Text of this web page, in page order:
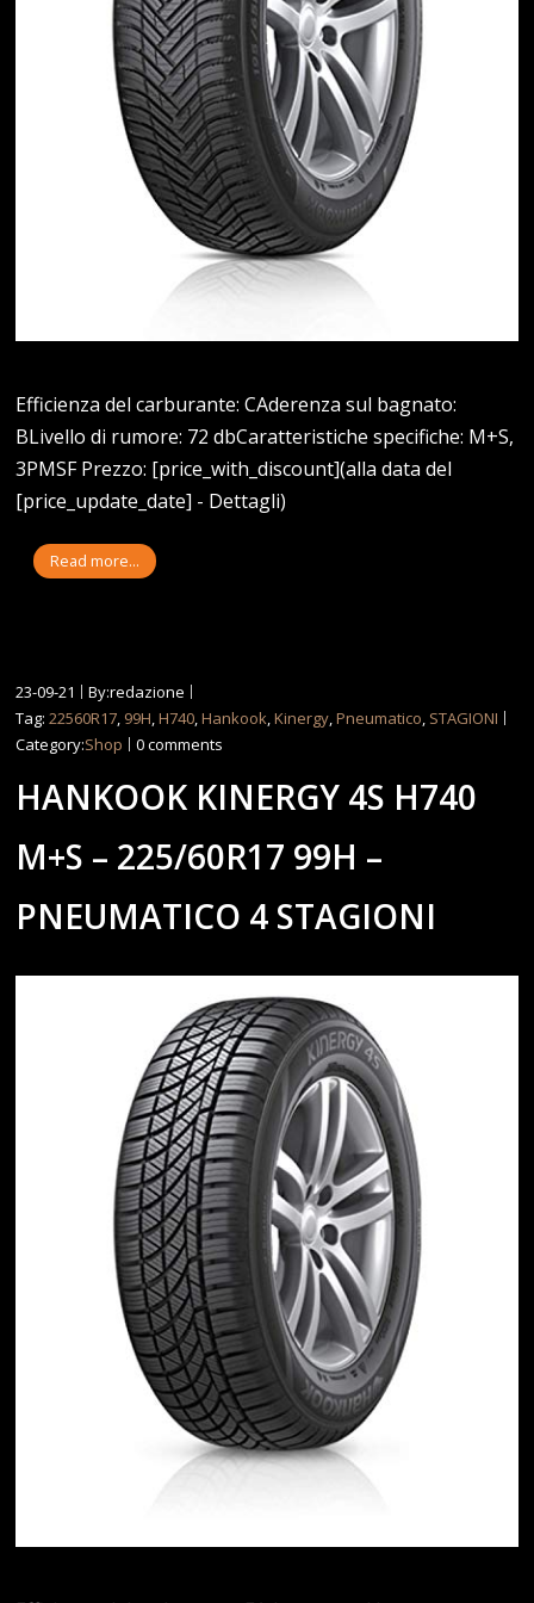
Efficienza del carburante: CAderenza sul bagnato:
BLivello di rumore: 72 dbCaratteristiche specifiche: M+S,
3PMSF Prezzo: [price_with_discount](alla data del
[price_update_date] - Dettagli)
Read more...
23-09-21
By:redazione
Tag:22560R17, 99H,H740,Hankook,Kinergy,Pneumatico, STAGIONI
Category:Shop 0 comments
HANKOOK KINERGY 4S H740
M+S – 225/60R17 99H –
PNEUMATICO 4 STAGIONI